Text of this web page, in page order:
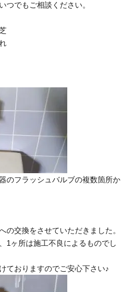
つでもご相談ください。
のフラッシュバルブの複数箇所か
の交換をさせていただきました。
1ヶ所は施工不良によるものでし
ておりますのでご安心下さい♪